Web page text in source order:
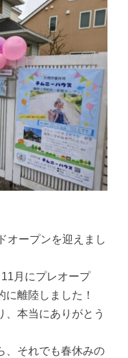
オープンを迎えまし
月にプレオープ
離陸しました！
、本当にありがとう
、それでも春休みの